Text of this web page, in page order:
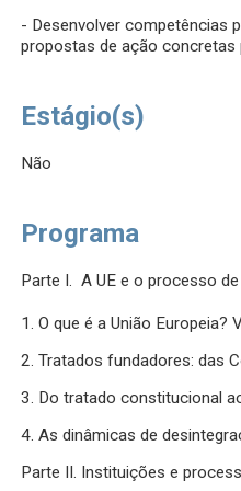
- Desenvolver competências
propostas de ação concretas
Estágio(s)
Não
Programa
Parte I. A UE e o processo
1. O que é a União
2. Tratados fundadores: das
3. Do tratado constitucional
4. As dinâmicas de
Parte II. Instituições e